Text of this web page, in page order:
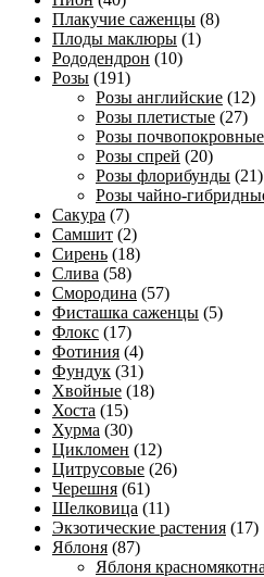
Плакучие саженцы (8)
Плоды маклюры (1)
Рододендрон (10)
Розы (191)
Розы английские (12)
Розы плетистые (27)
Розы почвопокровные
Розы спрей (20)
Розы флорибунды (21)
Розы чайно-
Сакура (7)
Самшит (2)
Сирень (18)
Слива (58)
Смородина (57)
Фисташка саженцы (5)
Флокс (17)
Фотиния (4)
Фундук (31)
Хвойные (18)
Хоста (15)
Хурма (30)
Цикломен (12)
Цитрусовые (26)
Черешня (61)
Шелковица (11)
Экзотические растения (17)
Яблоня (87)
Яблоня